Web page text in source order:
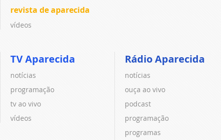
revista de aparecida
vídeos
TV Aparecida
notícias
programação
tv ao vivo
vídeos
Rádio Aparecida
notícias
ouça ao vivo
podcast
programação
programas